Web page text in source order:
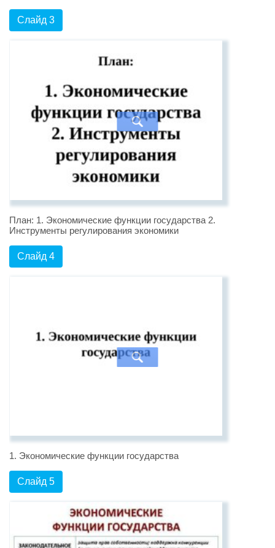
Слайд 3
План: 1. Экономические функции государства 2.
Инструменты регулирования экономики
Слайд 4
1. Экономические функции государства
Слайд 5